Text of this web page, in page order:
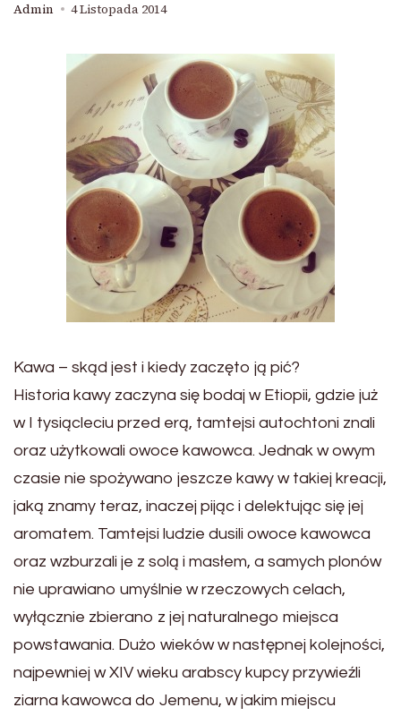
Admin 4 Listopada 2014
Kawa – skąd jest i kiedy zaczęto ją pić?
Historia kawy zaczyna się bodaj w Etiopii, gdzie już
w I tysiącleciu przed erą, tamtejsi autochtoni znali
oraz użytkowali owoce kawowca. Jednak w owym
czasie nie spożywano jeszcze kawy w takiej kreacji,
jaką znamy teraz, inaczej pijąc i delektując się jej
aromatem. Tamtejsi ludzie dusili owoce kawowca
oraz wzburzali je z solą i masłem, a samych plonów
nie uprawiano umyślnie w rzeczowych celach,
wyłącznie zbierano z jej naturalnego miejsca
powstawania. Dużo wieków w następnej kolejności,
najpewniej w XIV wieku arabscy kupcy przywieźli
ziarna kawowca do Jemenu, w jakim miejscu